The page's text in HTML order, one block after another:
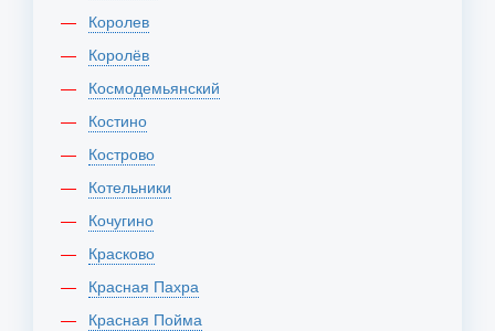
Королев
Королёв
Космодемьянский
Костино
Кострово
Котельники
Кочугино
Красково
Красная Пахра
Красная Пойма